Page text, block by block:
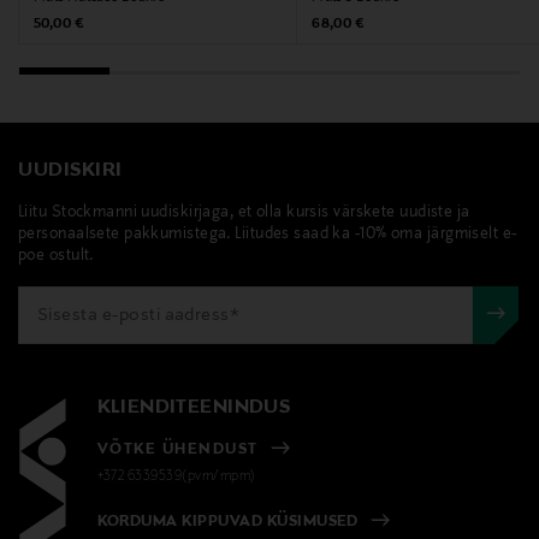
Original Price
50,00 €
Original Price
68,00 €
UUDISKIRI
Liitu Stockmanni uudiskirjaga, et olla kursis värskete uudiste ja
personaalsete pakkumistega. Liitudes saad ka -10% oma järgmiselt e-
poe ostult.
KLIENDITEENINDUS
VÕTKE ÜHENDUST
+372 6339539(pvm/mpm)
KORDUMA KIPPUVAD KÜSIMUSED